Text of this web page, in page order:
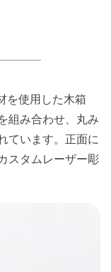
を使用した木箱
組み合わせ、丸み
ています。正面に
スタムレーザー彫